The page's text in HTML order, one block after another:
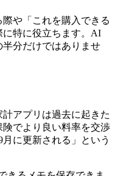
や「これを購入できる
特に役立ちます。AI
分だけではありませ
アプリは過去に起きた
でより良い料率を交渉
に更新される」という